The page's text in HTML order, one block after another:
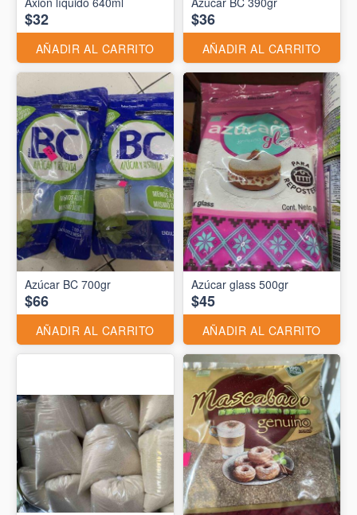
$32
AÑADIR AL CARRITO
$36
AÑADIR AL CARRITO
Azúcar BC 700gr
$66
AÑADIR AL CARRITO
Azúcar glass 500gr
$45
AÑADIR AL CARRITO